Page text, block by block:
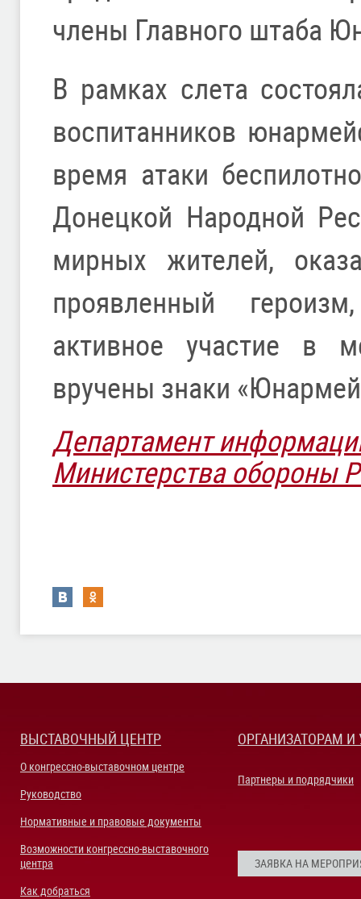
члены Главного штаба
В рамках слета
воспитанников
время атаки
Донецкой Народной
мирных жителей,
проявленный
активное участие в
вручены знаки
Департамент
Министерства обороны
ВЫСТАВОЧНЫЙ ЦЕНТР
О конгрессно-выставочном центре
Руководство
Нормативные и правовые документы
Возможности конгрессно-выставочного
центра
Как добраться
ОРГАНИЗАТОРАМ
Партнеры и подрядчики
ЗАЯВКА НА